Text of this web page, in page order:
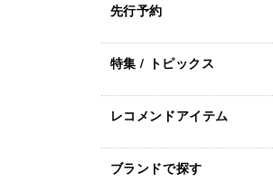
先行予約
特集 / トピックス
レコメンドアイテム
ブランドで探す